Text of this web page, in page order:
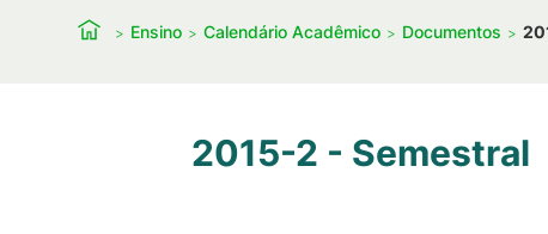
Ensino Calendário Acadêmico Documentos
2015-2 - Semestral